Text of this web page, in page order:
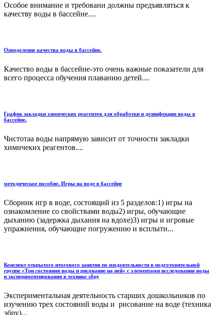
Особое внимание и требовани должны предъявляться к
качеству воды в бассейне....
Определение качества воды в бассейне.
Качество воды в бассейне-это очень важные показатели для
всего процесса обучения плаванию детей....
График закладки химических реагентов для обработки и дезинфекции воды в
бассейне.
Чистотаа воды напрямую зависит от точности закладки
химичеких реагентов....
методическое пособие. Игры на воде в бассейне
Сборник игр в воде, состоящий из 5 разделов:1) игры на
ознакомление со свойствами воды2) игры, обучающие
дыханию (задержка дыхания на вдохе)3) игры и игровые
упражнения, обучающие погружению и всплыти...
Конспект открытого итогового занятия по изодеятельности в подготовительной
группе «Три состояния воды и рисование на ней» с элементами исследования воды
и экспериментирования в технике эбру
Экспериментальная деятельность старших дошкольников по
изучению трех состояний воды и рисование на воде (техника
эбру)...